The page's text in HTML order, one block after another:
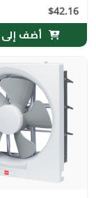
$42.16
أضف إلى